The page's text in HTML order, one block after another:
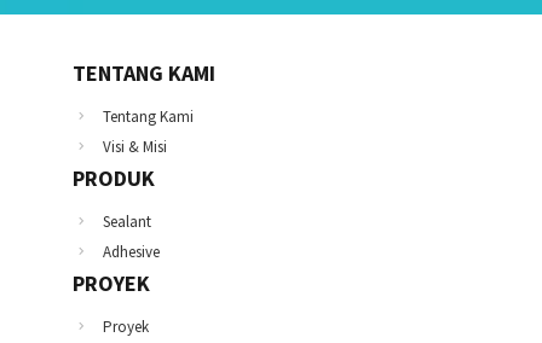
TENTANG KAMI
Tentang Kami
Visi & Misi
PRODUK
Sealant
Adhesive
PROYEK
Proyek